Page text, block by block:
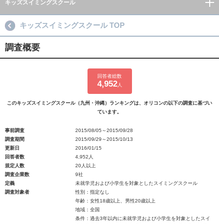
キッズスイミングスクール
キッズスイミングスクール TOP
調査概要
回答者総数
4,952人
このキッズスイミングスクール（九州・沖縄）ランキングは、オリコンの以下の調査に基づい
ています。
事前調査
2015/08/05～2015/09/28
調査期間
2015/09/29～2015/10/13
更新日
2016/01/15
回答者数
4,952人
規定人数
20人以上
調査企業数
9社
定義
未就学児および小学生を対象としたスイミングスクール
調査対象者
性別：指定なし
年齢：女性18歳以上、男性20歳以上
地域：全国
条件：過去3年以内に未就学児および小学生を対象としたスイ